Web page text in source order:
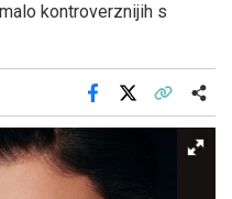
kontroverznijih s
Facebook